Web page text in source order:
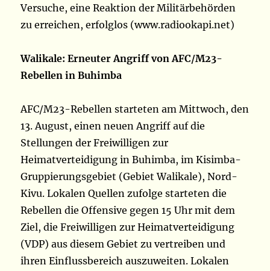
Versuche, eine Reaktion der Militärbehörden
zu erreichen, erfolglos (www.radiookapi.net)
Walikale: Erneuter Angriff von AFC/M23-
Rebellen in Buhimba
AFC/M23-Rebellen starteten am Mittwoch, den
13. August, einen neuen Angriff auf die
Stellungen der Freiwilligen zur
Heimatverteidigung in Buhimba, im Kisimba-
Gruppierungsgebiet (Gebiet Walikale), Nord-
Kivu. Lokalen Quellen zufolge starteten die
Rebellen die Offensive gegen 15 Uhr mit dem
Ziel, die Freiwilligen zur Heimatverteidigung
(VDP) aus diesem Gebiet zu vertreiben und
ihren Einflussbereich auszuweiten. Lokalen